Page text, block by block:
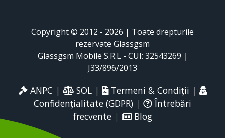
Copyright © 2012 - 2026 | Toate drepturile
rezervate Glassgsm
Glassgsm Mobile S.R.L - CUI: 32543269 |
J33/896/2013
ANPC | SOL| Termeni & Condiții |
Confidențialitate (GDPR) |
Întrebări
frecvente| Blog